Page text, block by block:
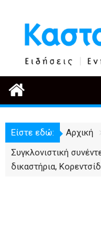
περιεχόμενο
Είστε εδώ: Αρχική
Συγκλονιστική
δικαστήρια,